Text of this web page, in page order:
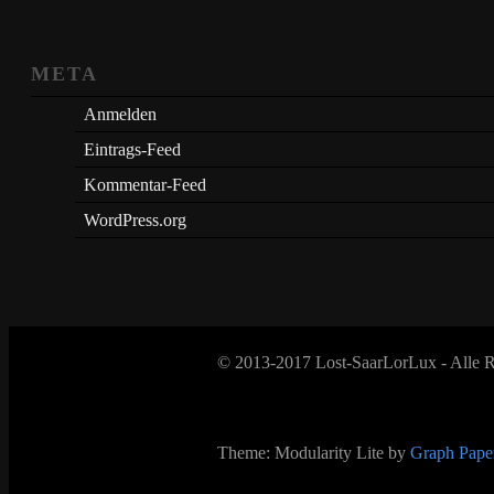
META
Anmelden
Eintrags-Feed
Kommentar-Feed
WordPress.org
© 2013-2017 Lost-SaarLorLux - Alle
Theme: Modularity Lite by Graph